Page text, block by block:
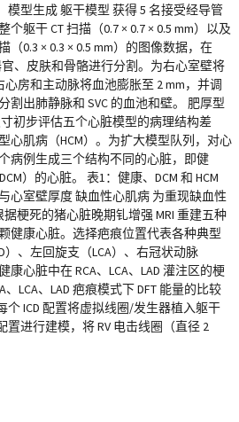
模型生成 躯干模型 获得 5 名接受经导管
躯干 CT 扫描（0.7 × 0.7 × 0.5 mm）以及
0.3 × 0.3 × 0.5 mm）的图像数据，在
、皮肤和骨骼进行分割。为右心室壁将
心房和主动脉将血池膨胀至 2 mm，并调
割出肺静脉和 SVC 的血池和壁。 肥厚型
初步评估五个心脏模型的病理结构差
心肌病（HCM）。为扩大模型队列，对心
病例生成三个结构不同的心脏，即健
）的心脏。 表1：健康、DCM 和 HCM
心室壁厚度 缺血性心肌病 为重现缺血性
梗死的猪心脏晚期钆增强 MRI 重建五种
健康心脏。选择疤痕位置代表各种典型
）、左回旋支（LCA）、右冠状动脉
康心脏中在 RCA、LCA、LAD 灌注区的梗
、LCA、LAD 疤痕模式下 DFT 能量的比较
个 ICD 配置将虚拟线圈/发生器植入躯干
置进行建模，将 RV 电击线圈（直径 2